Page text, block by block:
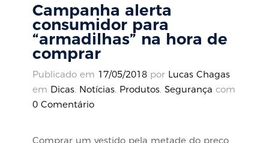
Campanha alerta
consumidor para
“armadilhas” na hora de
comprar
Publicado em 17/05/2018 por Lucas Chagas
em Dicas, Notícias, Produtos, Segurança com
0 Comentário
Comprar um vestido pela metade do preço